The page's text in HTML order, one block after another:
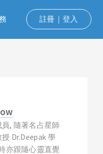
註冊｜登入
, 隨著名占星師
Dr.Deepak 學
亦跟隨心靈直覺